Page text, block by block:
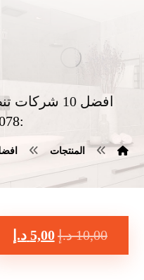
افضل 10
:0568199078
المنتجات افضل 10 شركات
10,00 د.إ 5,00 د.إ